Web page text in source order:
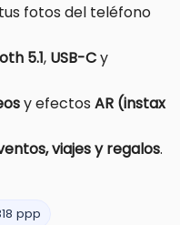
fotos del teléfono
5.1, USB-Cy
y efectos AR (instax
viajes y regalos.
ppp